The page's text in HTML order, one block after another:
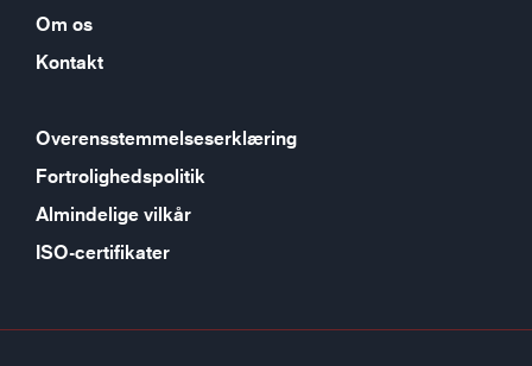
Om os
Kontakt
Overensstemmelseserklæring
Fortrolighedspolitik
Almindelige vilkår
ISO-certifikater